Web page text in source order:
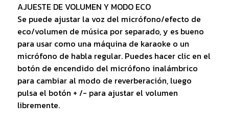
AJUESTE DE VOLUMEN Y MODO ECO
Se puede ajustar la voz del micrófono/efecto de
eco/volumen de música por separado, y es bueno
para usar como una máquina de karaoke o un
micrófono de habla regular. Puedes hacer clic en el
botón de encendido del micrófono inalámbrico
para cambiar al modo de reverberación, luego
pulsa el botón + /- para ajustar el volumen
libremente.